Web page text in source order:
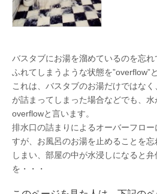
バスタブにお湯を溜めているのを忘
ふれてしまうような状態を”overflow”
これは、バスタブのお湯だけではな
が詰まってしまった場合などでも、
overflowと言います。
排水口の詰まりによるオーバーフロ
すが、お風呂のお湯を止めることを
しまい、部屋の中が水浸しになると
を・・・